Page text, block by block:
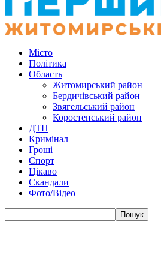
Місто
Політика
Область
Житомирський район
Бердичівський район
Звягельський район
Коростенський район
ДТП
Кримінал
Гроші
Спорт
Цікаво
Скандали
Фото/Відео